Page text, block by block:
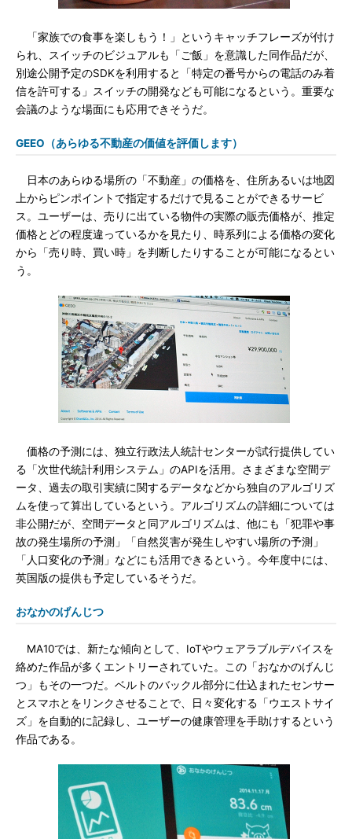
「家族での食事を楽しもう！」というキャッチフレーズが付け
られ、スイッチのビジュアルも「ご飯」を意識した同作品だが、
別途公開予定のSDKを利用すると「特定の番号からの電話のみ着
信を許可する」スイッチの開発なども可能になるという。重要な
会議のような場面にも応用できそうだ。
GEEO（あらゆる不動産の価値を評価します）
日本のあらゆる場所の「不動産」の価格を、住所あるいは地図
上からピンポイントで指定するだけで見ることができるサービ
ス。ユーザーは、売りに出ている物件の実際の販売価格が、推定
価格とどの程度違っているかを見たり、時系列による価格の変化
から「売り時、買い時」を判断したりすることが可能になるとい
う。
価格の予測には、独立行政法人統計センターが試行提供してい
る「次世代統計利用システム」のAPIを活用。さまざまな空間デ
ータ、過去の取引実績に関するデータなどから独自のアルゴリズ
ムを使って算出しているという。アルゴリズムの詳細については
非公開だが、空間データと同アルゴリズムは、他にも「犯罪や事
故の発生場所の予測」「自然災害が発生しやすい場所の予測」
「人口変化の予測」などにも活用できるという。今年度中には、
英国版の提供も予定しているそうだ。
おなかのげんじつ
MA10では、新たな傾向として、IoTやウェアラブルデバイスを
絡めた作品が多くエントリーされていた。この「おなかのげんじ
つ」もその一つだ。ベルトのバックル部分に仕込まれたセンサー
とスマホとをリンクさせることで、日々変化する「ウエストサイ
ズ」を自動的に記録し、ユーザーの健康管理を手助けするという
作品である。